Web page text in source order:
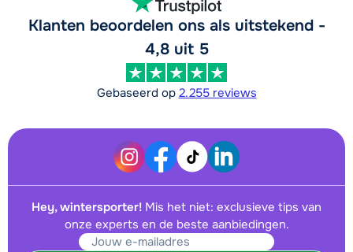
Klanten beoordelen ons als uitstekend -
4,8 uit 5
Gebaseerd op 2.255 reviews
Hey, wintersporter! Mis het niet: exclusieve tips van
onze experts en de beste aanbiedingen.